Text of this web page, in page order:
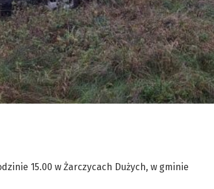
15.00 w Żarczycach Dużych, w gminie